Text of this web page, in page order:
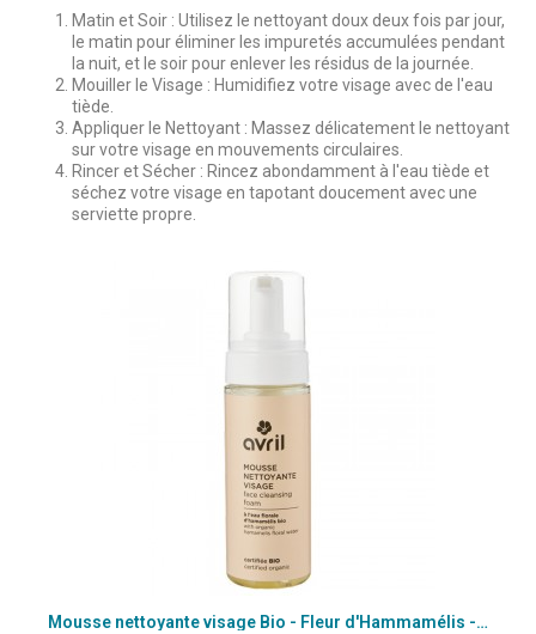
Matin et Soir : Utilisez le nettoyant doux deux fois par jour,
le matin pour éliminer les impuretés accumulées pendant
la nuit, et le soir pour enlever les résidus de la journée.
Mouiller le Visage : Humidifiez votre visage avec de l'eau
tiède.
Appliquer le Nettoyant : Massez délicatement le nettoyant
sur votre visage en mouvements circulaires.
Rincer et Sécher : Rincez abondamment à l'eau tiède et
séchez votre visage en tapotant doucement avec une
serviette propre.
Aperçu rapide Mousse nettoyante visage Bio - Fleur d'Hammamélis - Avril